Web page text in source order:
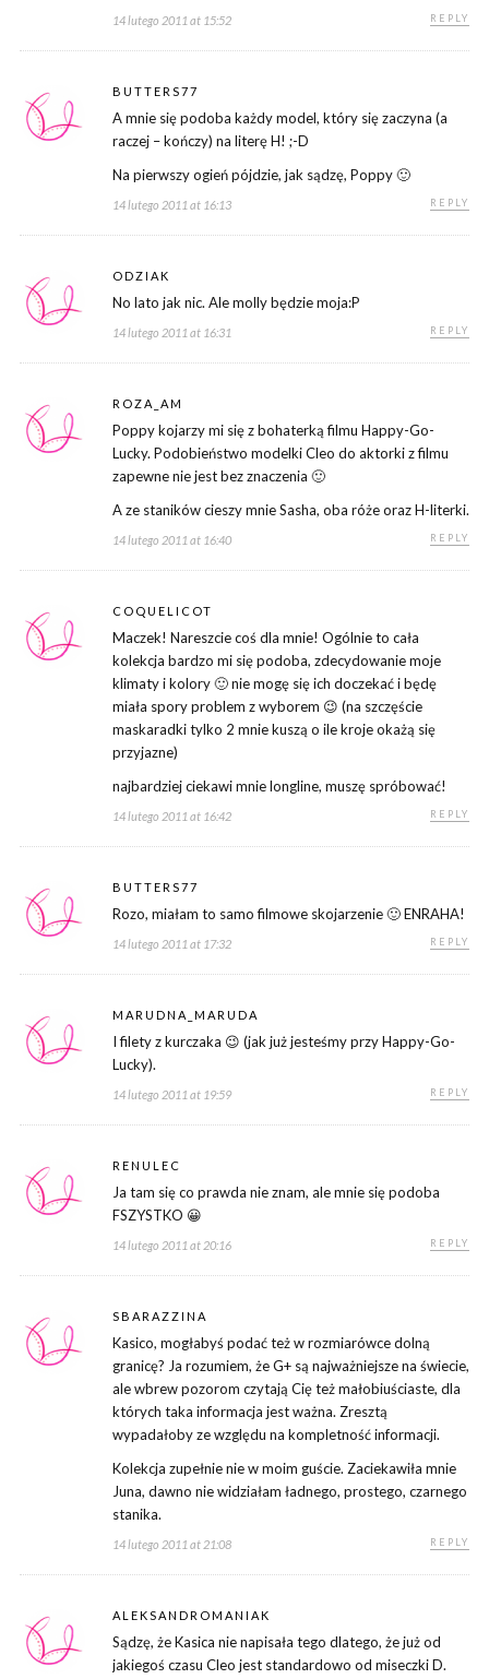
14 lutego 2011 at 15:52 REPLY
BUTTERS77
A mnie się podoba każdy model, który się zaczyna (a
raczej – kończy) na literę H! ;-D
Na pierwszy ogień pójdzie, jak sądzę, Poppy 🙂
14 lutego 2011 at 16:13 REPLY
ODZIAK
No lato jak nic. Ale molly będzie moja:P
14 lutego 2011 at 16:31 REPLY
ROZA_AM
Poppy kojarzy mi się z bohaterką filmu Happy-Go-
Lucky. Podobieństwo modelki Cleo do aktorki z filmu
zapewne nie jest bez znaczenia 🙂
A ze staników cieszy mnie Sasha, oba róże oraz H-literki.
14 lutego 2011 at 16:40 REPLY
COQUELICOT
Maczek! Nareszcie coś dla mnie! Ogólnie to cała
kolekcja bardzo mi się podoba, zdecydowanie moje
klimaty i kolory 🙂 nie mogę się ich doczekać i będę
miała spory problem z wyborem 😉 (na szczęście
maskaradki tylko 2 mnie kuszą o ile kroje okażą się
przyjazne)
najbardziej ciekawi mnie longline, muszę spróbować!
14 lutego 2011 at 16:42 REPLY
BUTTERS77
Rozo, miałam to samo filmowe skojarzenie 🙂 ENRAHA!
14 lutego 2011 at 17:32 REPLY
MARUDNA_MARUDA
I filety z kurczaka 😉 (jak już jesteśmy przy Happy-Go-
Lucky).
14 lutego 2011 at 19:59 REPLY
RENULEC
Ja tam się co prawda nie znam, ale mnie się podoba
FSZYSTKO 😀
14 lutego 2011 at 20:16 REPLY
SBARAZZINA
Kasico, mogłabyś podać też w rozmiarówce dolną
granicę? Ja rozumiem, że G+ są najważniejsze na świecie,
ale wbrew pozorom czytają Cię też małobiuściaste, dla
których taka informacja jest ważna. Zresztą
wypadałoby ze względu na kompletność informacji.
Kolekcja zupełnie nie w moim guście. Zaciekawiła mnie
Juna, dawno nie widziałam ładnego, prostego, czarnego
stanika.
14 lutego 2011 at 21:08 REPLY
ALEKSANDROMANIAK
Sądzę, że Kasica nie napisała tego dlatego, że już od
jakiegoś czasu Cleo jest standardowo od miseczki D.